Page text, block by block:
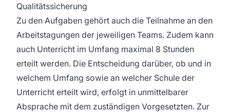
Qualitätssicherung
Zu den Aufgaben gehört auch die Teilnahme an den
Arbeitstagungen der jeweiligen Teams. Zudem kann
auch Unterricht im Umfang maximal 8 Stunden
erteilt werden. Die Entscheidung darüber, ob und in
welchem Umfang sowie an welcher Schule der
Unterricht erteilt wird, erfolgt in unmittelbarer
Absprache mit dem zuständigen Vorgesetzten. Zur